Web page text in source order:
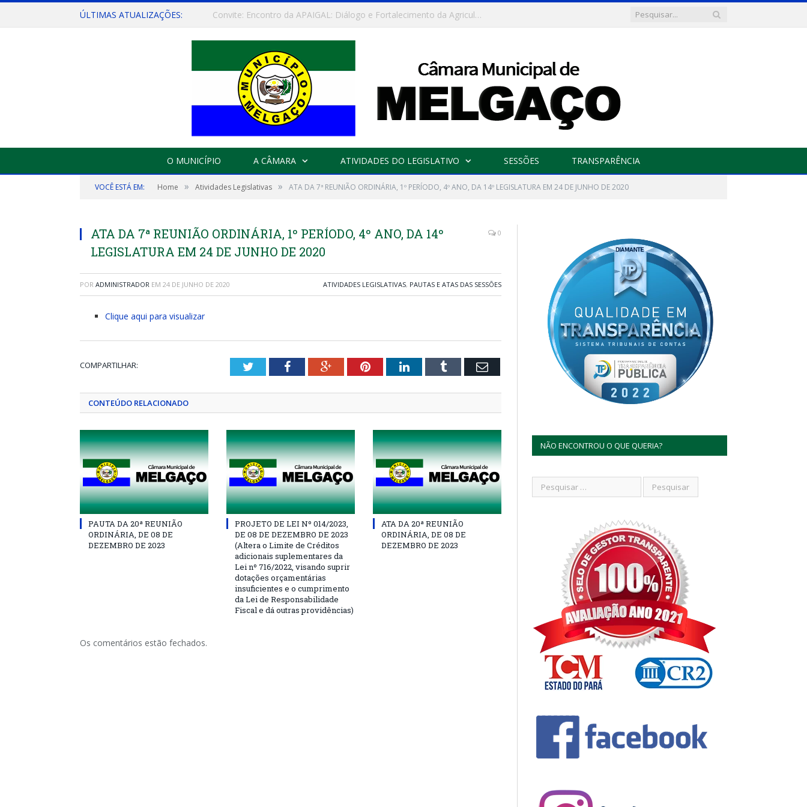
ÚLTIMAS ATUALIZAÇÕES: Convite: Encontro da APAIGAL: Diálogo e Fortalecimento da Agricultura Familiar
O MUNICÍPIO A CÂMARA ATIVIDADES DO LEGISLATIVO SESSÕES TRANSPARÊNCIA
VOCÊ ESTÁ EM: Home » Atividades Legislativas » ATA DA 7ª REUNIÃO ORDINÁRIA, 1º PERÍODO, 4º ANO, DA 14º LEGISLATURA EM 24 DE JUNHO DE 2020
ATA DA 7ª REUNIÃO ORDINÁRIA, 1º PERÍODO, 4º ANO, DA 14º
LEGISLATURA EM 24 DE JUNHO DE 2020
0
POR ADMINISTRADOR EM 24 DE JUNHO DE 2020 ATIVIDADES LEGISLATIVAS, PAUTAS E ATAS DAS SESSÕES
Clique aqui para visualizar
COMPARTILHAR: TwitterFacebookGoogle+PinterestLinkedInTumblr Email
CONTEÚDO RELACIONADO
PAUTA DA 20ª REUNIÃO
ORDINÁRIA, DE 08 DE
DEZEMBRO DE 2023
PROJETO DE LEI Nº 014/2023,
DE 08 DE DEZEMBRO DE 2023
(Altera o Limite de Créditos
adicionais suplementares da
Lei nº 716/2022, visando suprir
dotações orçamentárias
insuficientes e o cumprimento
da Lei de Responsabilidade
Fiscal e dá outras providências)
ATA DA 20ª REUNIÃO
ORDINÁRIA, DE 08 DE
DEZEMBRO DE 2023
Os comentários estão fechados.
NÃO ENCONTROU O QUE QUERIA?